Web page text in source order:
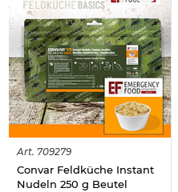
Art. 709279
Convar Feldküche Instant
Nudeln 250 g Beutel